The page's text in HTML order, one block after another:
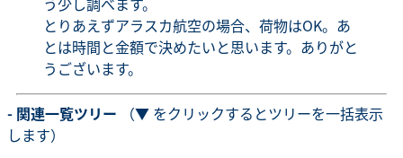
とりあえずアラスカ航空の場合、荷物はOK。あ
とは時間と金額で決めたいと思います。ありがと
うございます。
- 関連一覧ツリー （▼ をクリックするとツリーを一括表示
します）